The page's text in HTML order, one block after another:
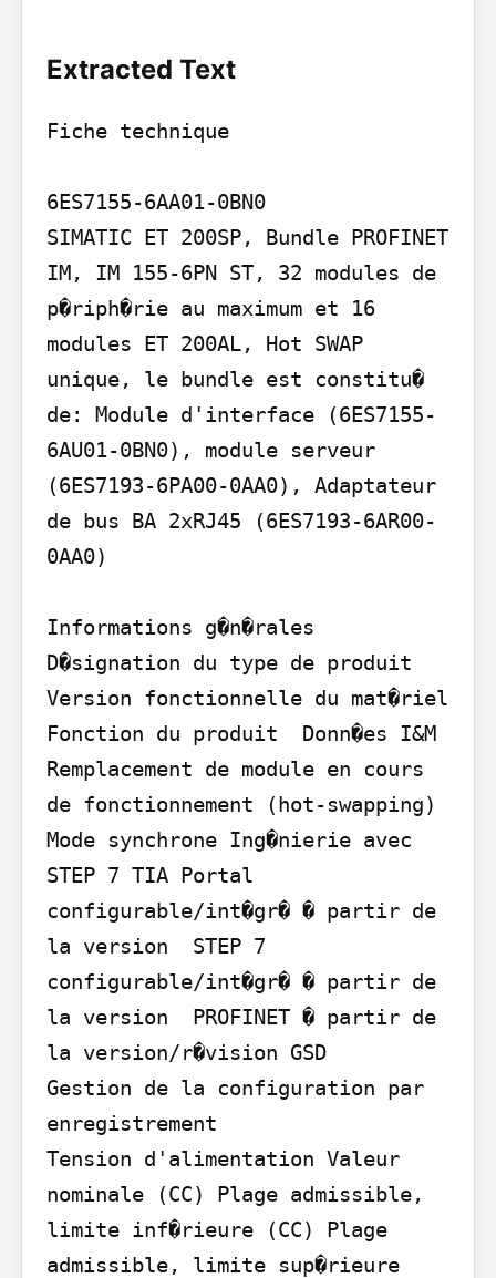
Extracted Text
Fiche technique
6ES7155-6AA01-0BN0
SIMATIC ET 200SP, Bundle PROFINET
IM, IM 155-6PN ST, 32 modules de
p�riph�rie au maximum et 16
modules ET 200AL, Hot SWAP
unique, le bundle est constitu�
de: Module d'interface (6ES7155-
6AU01-0BN0), module serveur
(6ES7193-6PA00-0AA0), Adaptateur
de bus BA 2xRJ45 (6ES7193-6AR00-
0AA0)
Informations g�n�rales
D�signation du type de produit
Version fonctionnelle du mat�riel
Fonction du produit  Donn�es I&M
Remplacement de module en cours
de fonctionnement (hot-swapping)
Mode synchrone Ing�nierie avec
STEP 7 TIA Portal
configurable/int�gr� � partir de
la version  STEP 7
configurable/int�gr� � partir de
la version  PROFINET � partir de
la version/r�vision GSD
Gestion de la configuration par
enregistrement
Tension d'alimentation Valeur
nominale (CC) Plage admissible,
limite inf�rieure (CC) Plage
admissible, limite sup�rieure